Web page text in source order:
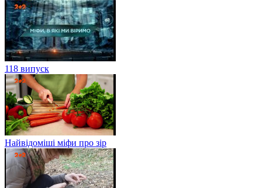
118 випуск
Найвідоміші міфи про зір